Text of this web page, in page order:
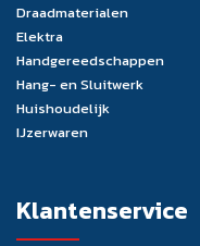
Draadmaterialen
Elektra
Handgereedschappen
Hang- en Sluitwerk
Huishoudelijk
IJzerwaren
Klantenservice